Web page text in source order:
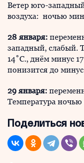
Ветер юго-
воздуха: ночью
28 января:
западный, слабый.
14˚С., днём минус
понизится до
29 января:
Температура
Поделиться